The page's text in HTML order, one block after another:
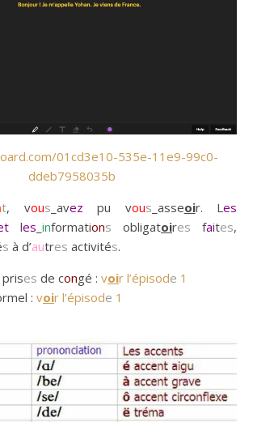
01cd3e10-535e-11e9-99c0-
ddeb7958035b
t, vous _avez pu vous _asseoir. Les
les informations obligatoires faites,
s à d’autres activités.
prises de congé : voir l’épisode 1
: voir l’épisode 1